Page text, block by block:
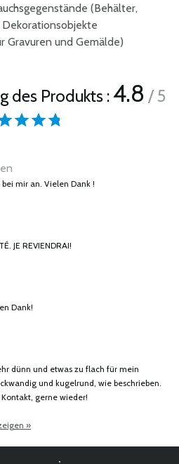
(Behälter,
Gravuren und Gemälde)
des Produkts :4.8 / 5
mir an. Vielen Dank !
JE REVIENDRAI!
Dank!
dünn und etwas zu flach für mein
und kugelrund, wie beschrieben.
gerne wieder!
»